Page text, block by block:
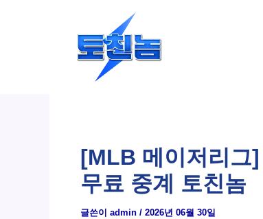
[MLB 메이저리그
무료 중계 토친놈
글쓴이 admin / 2026년 06월 30일